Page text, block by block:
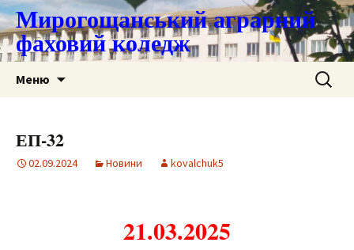
Мирогощанський аграрний
фаховий коледж
Меню Пошук:
ЕП-32
02.09.2024 Новини kovalchuk5
21.03.2025